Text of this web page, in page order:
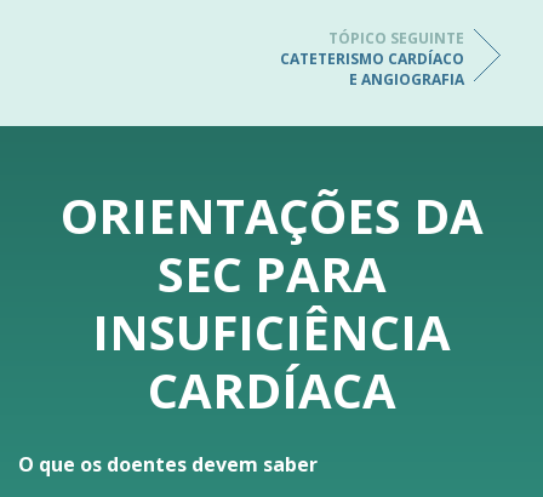
TÓPICO SEGUINTE
CATETERISMO CARDÍACO
E ANGIOGRAFIA
ORIENTAÇÕES DA
SEC PARA
INSUFICIÊNCIA
CARDÍACA
O que os doentes devem saber